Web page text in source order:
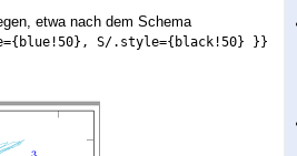
etwa nach dem Schema
S/.style={black!50} }}